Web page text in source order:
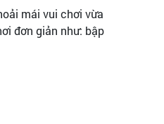
mái vui chơi vừa
đơn giản như: bập